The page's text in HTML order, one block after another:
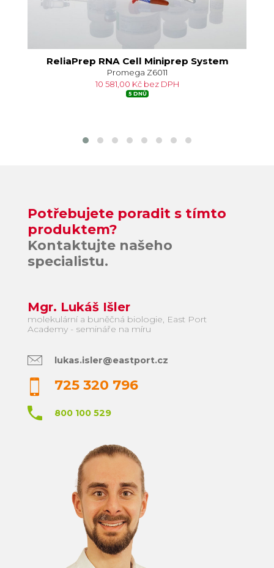
ReliaPrep RNA Cell Miniprep System
Promega Z6011
10 581,00 Kč bez DPH
5 DNŮ
Potřebujete poradit s tímto
produktem?
Kontaktujte našeho
specialistu.
Mgr. Lukáš Išler
molekulární a buněčná biologie, East Port
Academy - semináře na míru
lukas.isler@eastport.cz
725 320 796
800 100 529